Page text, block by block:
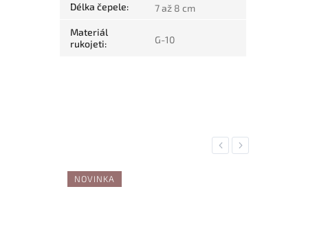
Délka čepele: 7 až 8 cm
Materiál
rukojeti: G-10
Previous
NOVINKA
Next